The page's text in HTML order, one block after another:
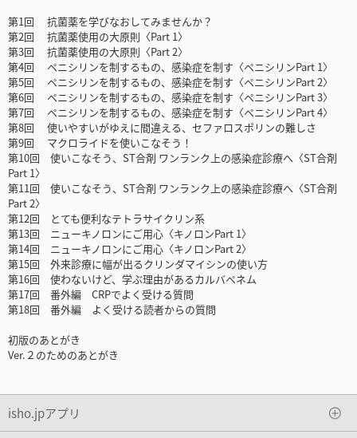
第1回 抗菌薬を学びなおしてみませんか？
第2回 抗菌薬使用の大原則〈Part 1〉
第3回 抗菌薬使用の大原則〈Part 2〉
第4回 ペニシリンを制するもの、感染症を制す〈ペニシリンPart 1〉
第5回 ペニシリンを制するもの、感染症を制す〈ペニシリンPart 2〉
第6回 ペニシリンを制するもの、感染症を制す〈ペニシリンPart 3〉
第7回 ペニシリンを制するもの、感染症を制す〈ペニシリンPart 4〉
第8回 使いやすいがゆえに間違える、セファロスポリンの難しさ
第9回 マクロライドを使いこなそう！
第10回 使いこなそう、ST合剤 ワンランク上の感染症診療へ〈ST合剤
Part 1〉
第11回 使いこなそう、ST合剤 ワンランク上の感染症診療へ〈ST合剤
Part 2〉
第12回 とても便利なテトラサイクリン系
第13回 ニューキノロンにご用心〈キノロンPart 1〉
第14回 ニューキノロンにご用心〈キノロンPart 2〉
第15回 外来診療に幅が出るクリンダマイシンの使い方
第16回 使わないけど、学ぶ理由があるカルバペネム
第17回 番外編 CRPでよく受ける質問
第18回 番外編 よく受ける読者からの質問
初版のあとがき
Ver.２のためのあとがき
isho.jpアプリ